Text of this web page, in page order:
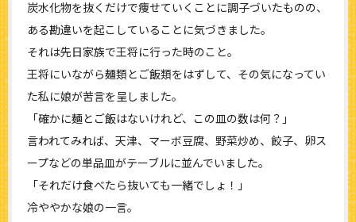
炭水化物を抜くだけで痩せていくことに調子づいたものの、
ある勘違いを起こしていることに気づきました。
それは先日家族で王将に行った時のこと。
王将にいながら麺類とご飯類をはずして、その気になってい
た私に娘が苦言を呈しました。
「確かに麺とご飯はないけれど、この皿の数は何？」
言われてみれば、天津、マーボ豆腐、野菜炒め、餃子、卵ス
ープなどの単品皿がテーブルに並んでいました。
「それだけ食べたら抜いても一緒でしょ！」
冷ややかな娘の一言。